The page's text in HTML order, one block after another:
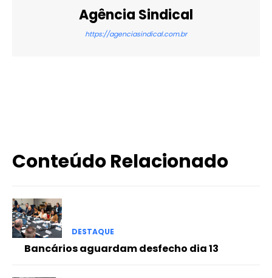
Agência Sindical
https://agenciasindical.com.br
Conteúdo Relacionado
DESTAQUE
Bancários aguardam desfecho dia 13